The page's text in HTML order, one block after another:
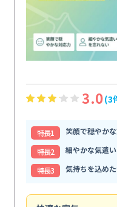
3.0(3
特⻑1
笑顔で穏やか
特⻑2
細やかな気遣
特⻑3
気持ちを込め